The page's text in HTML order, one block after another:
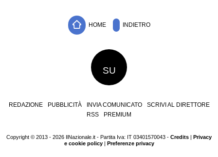
HOME INDIETRO
SU
REDAZIONE PUBBLICITÀ INVIA COMUNICATO
SCRIVI AL DIRETTORE
RSS
PREMIUM
Copyright © 2013 - 2026 IlNazionale.it - Partita Iva: IT 03401570043 - Credits | Privacy
e cookie policy| Preferenze privacy